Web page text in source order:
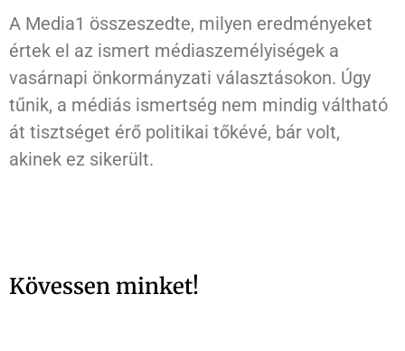
A Media1 összeszedte, milyen eredményeket
értek el az ismert médiaszemélyiségek a
vasárnapi önkormányzati választásokon. Úgy
tűnik, a médiás ismertség nem mindig váltható
át tisztséget érő politikai tőkévé, bár volt,
akinek ez sikerült.
Kövessen minket!